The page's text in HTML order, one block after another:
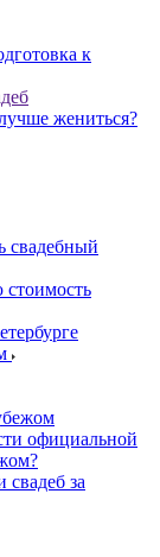
к
жениться?
свадебный
стоимость
официальной
за